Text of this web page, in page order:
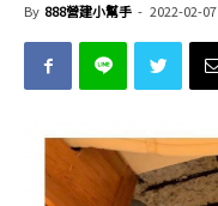
By 888營建小幫手 - 2022-02-07